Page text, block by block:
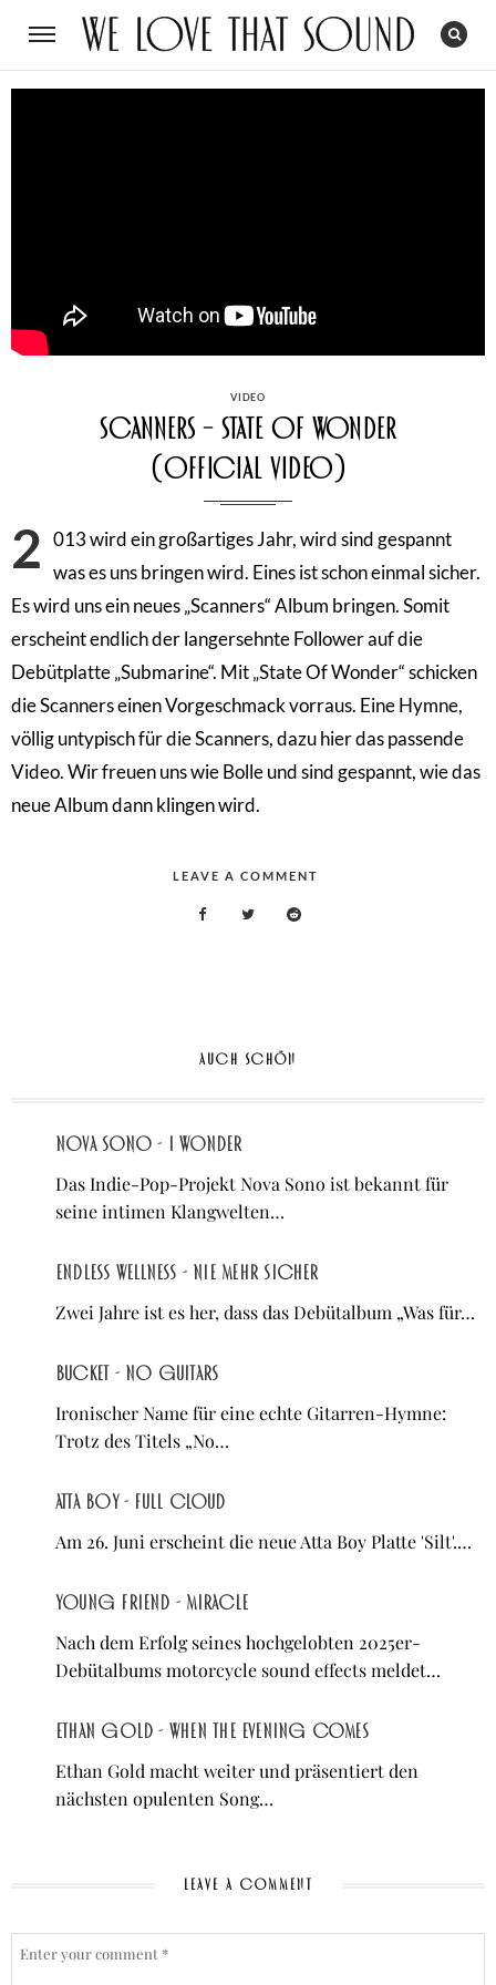
CATEGORIES
VIDEO
Scanners – State Of Wonder
(Official Video)
2 013 wird ein großartiges Jahr, wird sind gespannt
was es uns bringen wird. Eines ist schon einmal sicher.
Es wird uns ein neues „Scanners“ Album bringen. Somit
erscheint endlich der langersehnte Follower auf die
Debütplatte „Submarine“. Mit „State Of Wonder“ schicken
die Scanners einen Vorgeschmack vorraus. Eine Hymne,
völlig untypisch für die Scanners, dazu hier das passende
Video. Wir freuen uns wie Bolle und sind gespannt, wie das
neue Album dann klingen wird.
LEAVE A COMMENT
STATE
AUCH SCHÖN
Nova Sono - I Wonder
Das Indie-Pop-Projekt Nova Sono ist bekannt für
seine intimen Klangwelten…
Endless Wellness - Nie mehr sicher
Zwei Jahre ist es her, dass das Debütalbum „Was für…
Bucket - No Guitars
Ironischer Name für eine echte Gitarren-Hymne:
Trotz des Titels „No…
Atta Boy - Full Cloud
Am 26. Juni erscheint die neue Atta Boy Platte 'Silt'.…
young friend - Miracle
Nach dem Erfolg seines hochgelobten 2025er-
Debütalbums motorcycle sound effects meldet…
Ethan Gold - When the Evening Comes
Ethan Gold macht weiter und präsentiert den
nächsten opulenten Song…
LEAVE A COMMENT